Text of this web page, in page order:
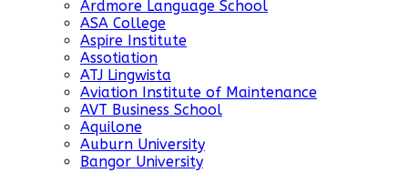
Ardmore Language School
ASA College
Aspire Institute
Assotiation
ATJ Lingwista
Aviation Institute of Maintenance
AVT Business School
Aquilone
Auburn University
Bangor University